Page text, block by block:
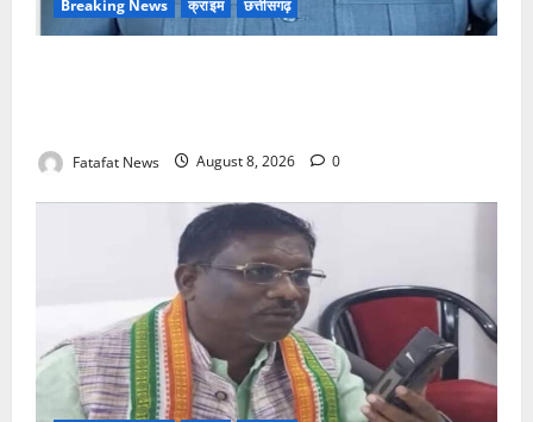
Breaking News क्राइम छत्तीसगढ़
Fatafat News August 8, 2026 0